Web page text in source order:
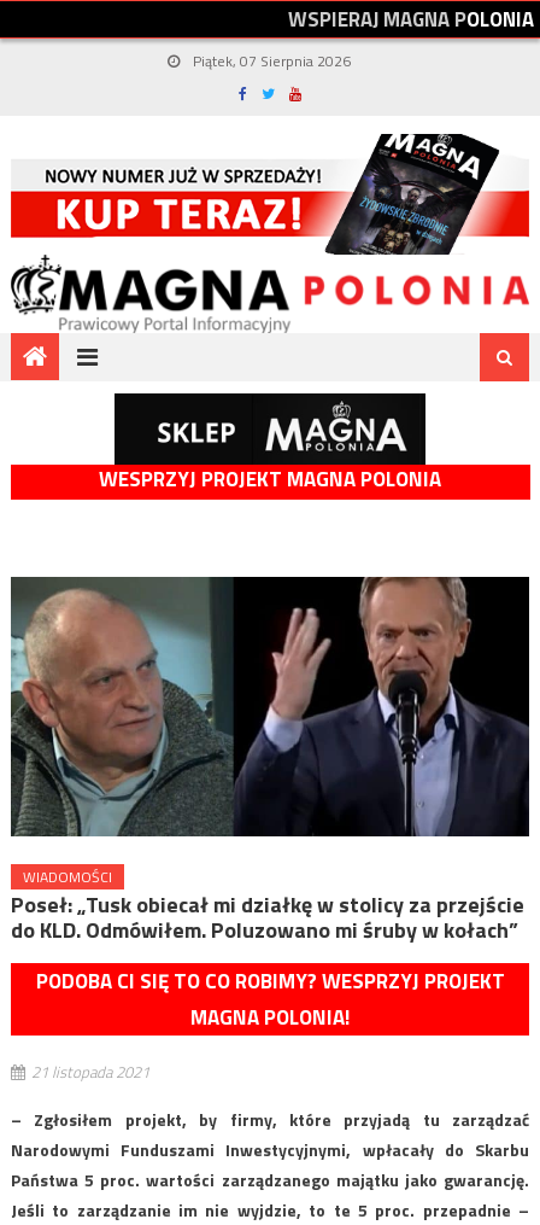
WSPIERAJMAGNAPOLONIA
Piątek, 07 Sierpnia 2026
WESPRZYJ PROJEKT MAGNA POLONIA
WIADOMOŚCI
Poseł: „Tusk obiecał mi działkę w stolicy za przejście
do KLD. Odmówiłem. Poluzowano mi śruby w kołach”
PODOBA CI SIĘ TO CO ROBIMY? WESPRZYJ PROJEKT
MAGNA POLONIA!
21 listopada 2021
– Zgłosiłem projekt, by firmy, które przyjadą tu zarządzać
Narodowymi Funduszami Inwestycyjnymi, wpłacały do Skarbu
Państwa 5 proc. wartości zarządzanego majątku jako gwarancję.
Jeśli to zarządzanie im nie wyjdzie, to te 5 proc. przepadnie –